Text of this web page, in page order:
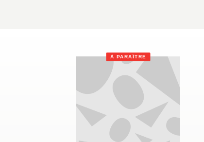
À PARAÎTRE